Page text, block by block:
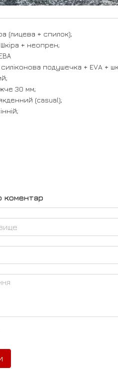
(лицева + спилок);
Шкіра + неопрен;
силіконова подушечка + EVA +
30 мм;
(casual);
коментар